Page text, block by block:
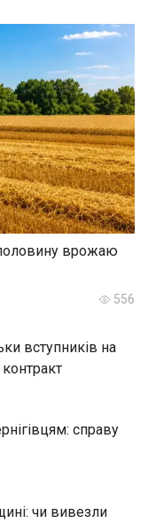
половину врожаю
556
вступників на
справу
чи вивезли